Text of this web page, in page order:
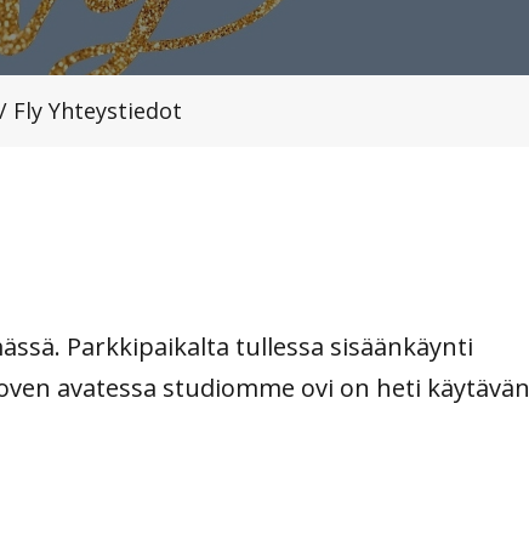
/ Fly Yhteystiedot
Parkkipaikalta tullessa sisäänkäynti
avatessa studiomme ovi on heti käytävän